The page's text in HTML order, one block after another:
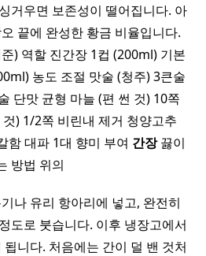
거우면 보존성이 떨어집니다. 아
끝에 완성한 황금 비율입니다.
) 역할 진간장 1컵 (200ml) 기본
농도 조절 맛술 (청주) 3큰술
단맛 균형 마늘 (편 썬 것) 10쪽
) 1/2쪽 비린내 제거 청양고추
함 대파 1대 향미 부여 간장끓이
방법 위의
나 유리 항아리에 넣고, 완전히
도로 붓습니다. 이후 냉장고에서
니다. 처음에는 간이 덜 밴 것처